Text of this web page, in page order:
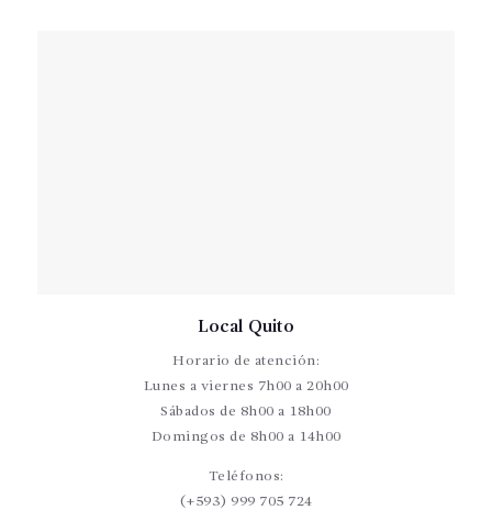
Local Quito
Horario de atención:
Lunes a viernes 7h00 a 20h00
Sábados de 8h00 a 18h00
Domingos de 8h00 a 14h00
Teléfonos:
(+593) 999 705 724